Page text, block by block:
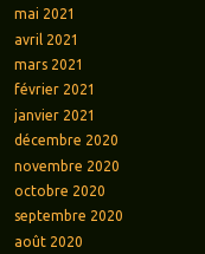
mai 2021
avril 2021
mars 2021
février 2021
janvier 2021
décembre 2020
novembre 2020
octobre 2020
septembre 2020
août 2020